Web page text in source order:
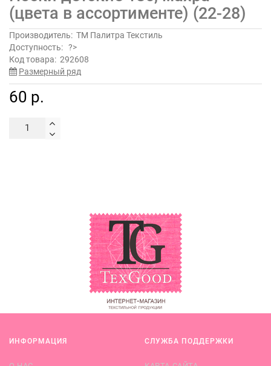
(цвета в ассортименте) (22-28)
Производитель: ТМ Палитра Текстиль
Доступность: ?>
Код товара: 292608
Размерный ряд
60 р.
ИНФОРМАЦИЯ СЛУЖБА ПОДДЕРЖКИ